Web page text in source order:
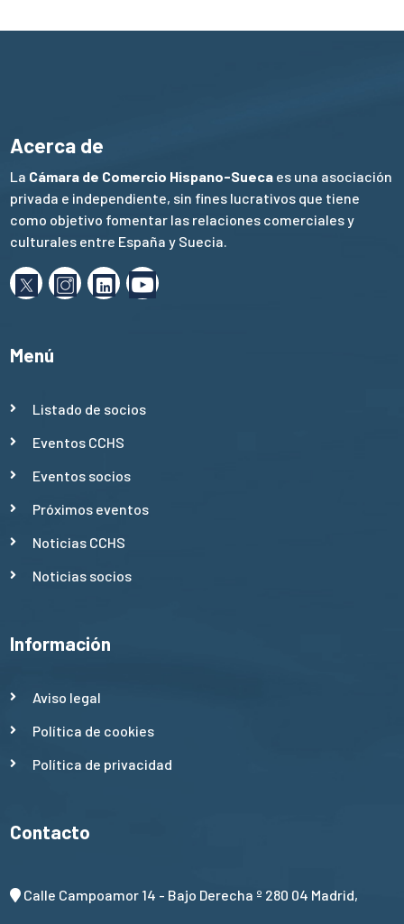
Acerca de
La Cámara de Comercio Hispano-Sueca es una asociación
privada e independiente, sin fines lucrativos que tiene
como objetivo fomentar las relaciones comerciales y
culturales entre España y Suecia.
Menú
Listado de socios
Eventos CCHS
Eventos socios
Próximos eventos
Noticias CCHS
Noticias socios
Información
Aviso legal
Política de cookies
Política de privacidad
Contacto
Calle Campoamor 14 - Bajo Derecha º 280 04 Madrid,